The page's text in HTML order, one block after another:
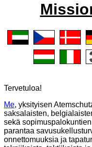
Tervetuloa!
Me, yksityisen
saksalaisten,
sekä
parantaa
onnettomuuksia ja